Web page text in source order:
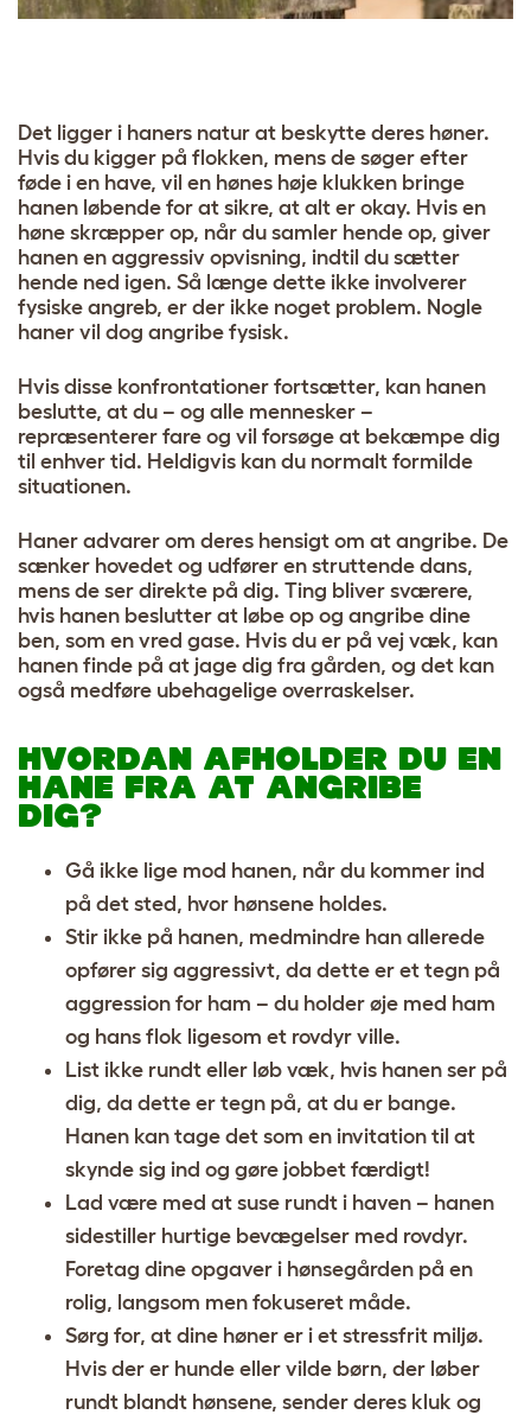
Det ligger i haners natur at beskytte deres høner.
Hvis du kigger på flokken, mens de søger efter
føde i en have, vil en hønes høje klukken bringe
hanen løbende for at sikre, at alt er okay. Hvis en
høne skræpper op, når du samler hende op, giver
hanen en aggressiv opvisning, indtil du sætter
hende ned igen. Så længe dette ikke involverer
fysiske angreb, er der ikke noget problem. Nogle
haner vil dog angribe fysisk.
Hvis disse konfrontationer fortsætter, kan hanen
beslutte, at du – og alle mennesker –
repræsenterer fare og vil forsøge at bekæmpe dig
til enhver tid. Heldigvis kan du normalt formilde
situationen.
Haner advarer om deres hensigt om at angribe. De
sænker hovedet og udfører en struttende dans,
mens de ser direkte på dig. Ting bliver sværere,
hvis hanen beslutter at løbe op og angribe dine
ben, som en vred gase. Hvis du er på vej væk, kan
hanen finde på at jage dig fra gården, og det kan
også medføre ubehagelige overraskelser.
HVORDAN AFHOLDER DU EN
HANE FRA AT ANGRIBE
DIG?
Gå ikke lige mod hanen, når du kommer ind
på det sted, hvor hønsene holdes.
Stir ikke på hanen, medmindre han allerede
opfører sig aggressivt, da dette er et tegn på
aggression for ham – du holder øje med ham
og hans flok ligesom et rovdyr ville.
List ikke rundt eller løb væk, hvis hanen ser på
dig, da dette er tegn på, at du er bange.
Hanen kan tage det som en invitation til at
skynde sig ind og gøre jobbet færdigt!
Lad være med at suse rundt i haven – hanen
sidestiller hurtige bevægelser med rovdyr.
Foretag dine opgaver i hønsegården på en
rolig, langsom men fokuseret måde.
Sørg for, at dine høner er i et stressfrit miljø.
Hvis der er hunde eller vilde børn, der løber
rundt blandt hønsene, sender deres kluk og